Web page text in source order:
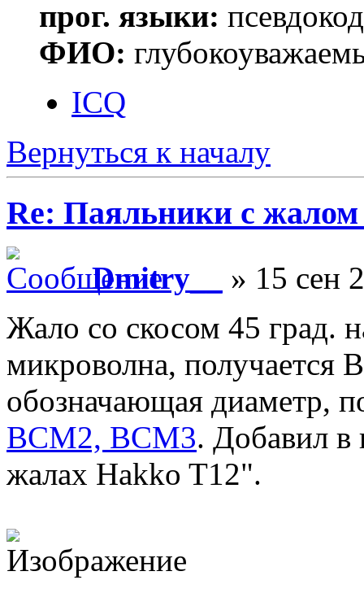
прог. языки:
ФИО:
ICQ
Вернуться к началу
Re: Паяльники с жалом
Dmitry__
» 15 сен
Жало со скосом 45 град.
микроволна, получается
обозначающая диаметр,
BCM2, BCM3. Добавил в
жалах Hakko T12".